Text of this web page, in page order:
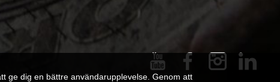
ge dig en bättre användarupplevelse. Genom att